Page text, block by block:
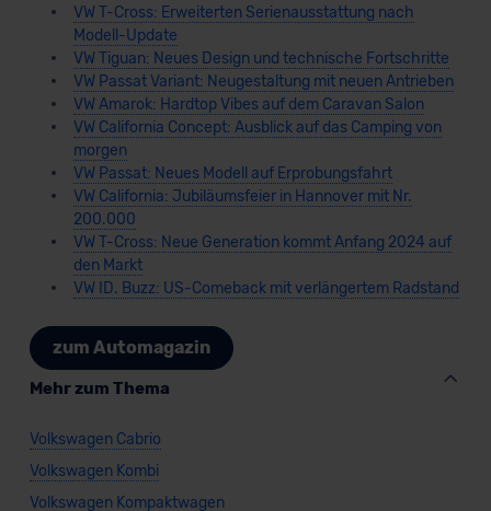
VW T-Cross: Erweiterten Serienausstattung nach
Modell-Update
VW Tiguan: Neues Design und technische Fortschritte
VW Passat Variant: Neugestaltung mit neuen Antrieben
VW Amarok: Hardtop Vibes auf dem Caravan Salon
VW California Concept: Ausblick auf das Camping von
morgen
VW Passat: Neues Modell auf Erprobungsfahrt
VW California: Jubiläumsfeier in Hannover mit Nr.
200.000
VW T-Cross: Neue Generation kommt Anfang 2024 auf
den Markt
VW ID. Buzz: US-Comeback mit verlängertem Radstand
zum Automagazin
Mehr zum Thema
Volkswagen Cabrio
Volkswagen Kombi
Volkswagen Kompaktwagen